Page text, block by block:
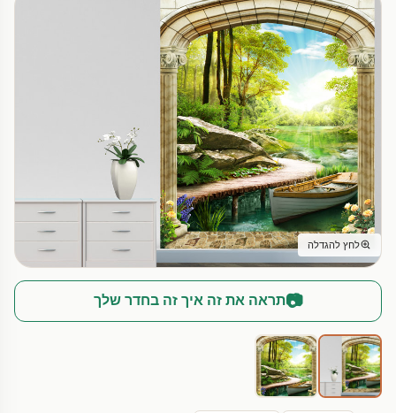
לחץ להגדלה
📷תראה את זה איך זה בחדר שלך